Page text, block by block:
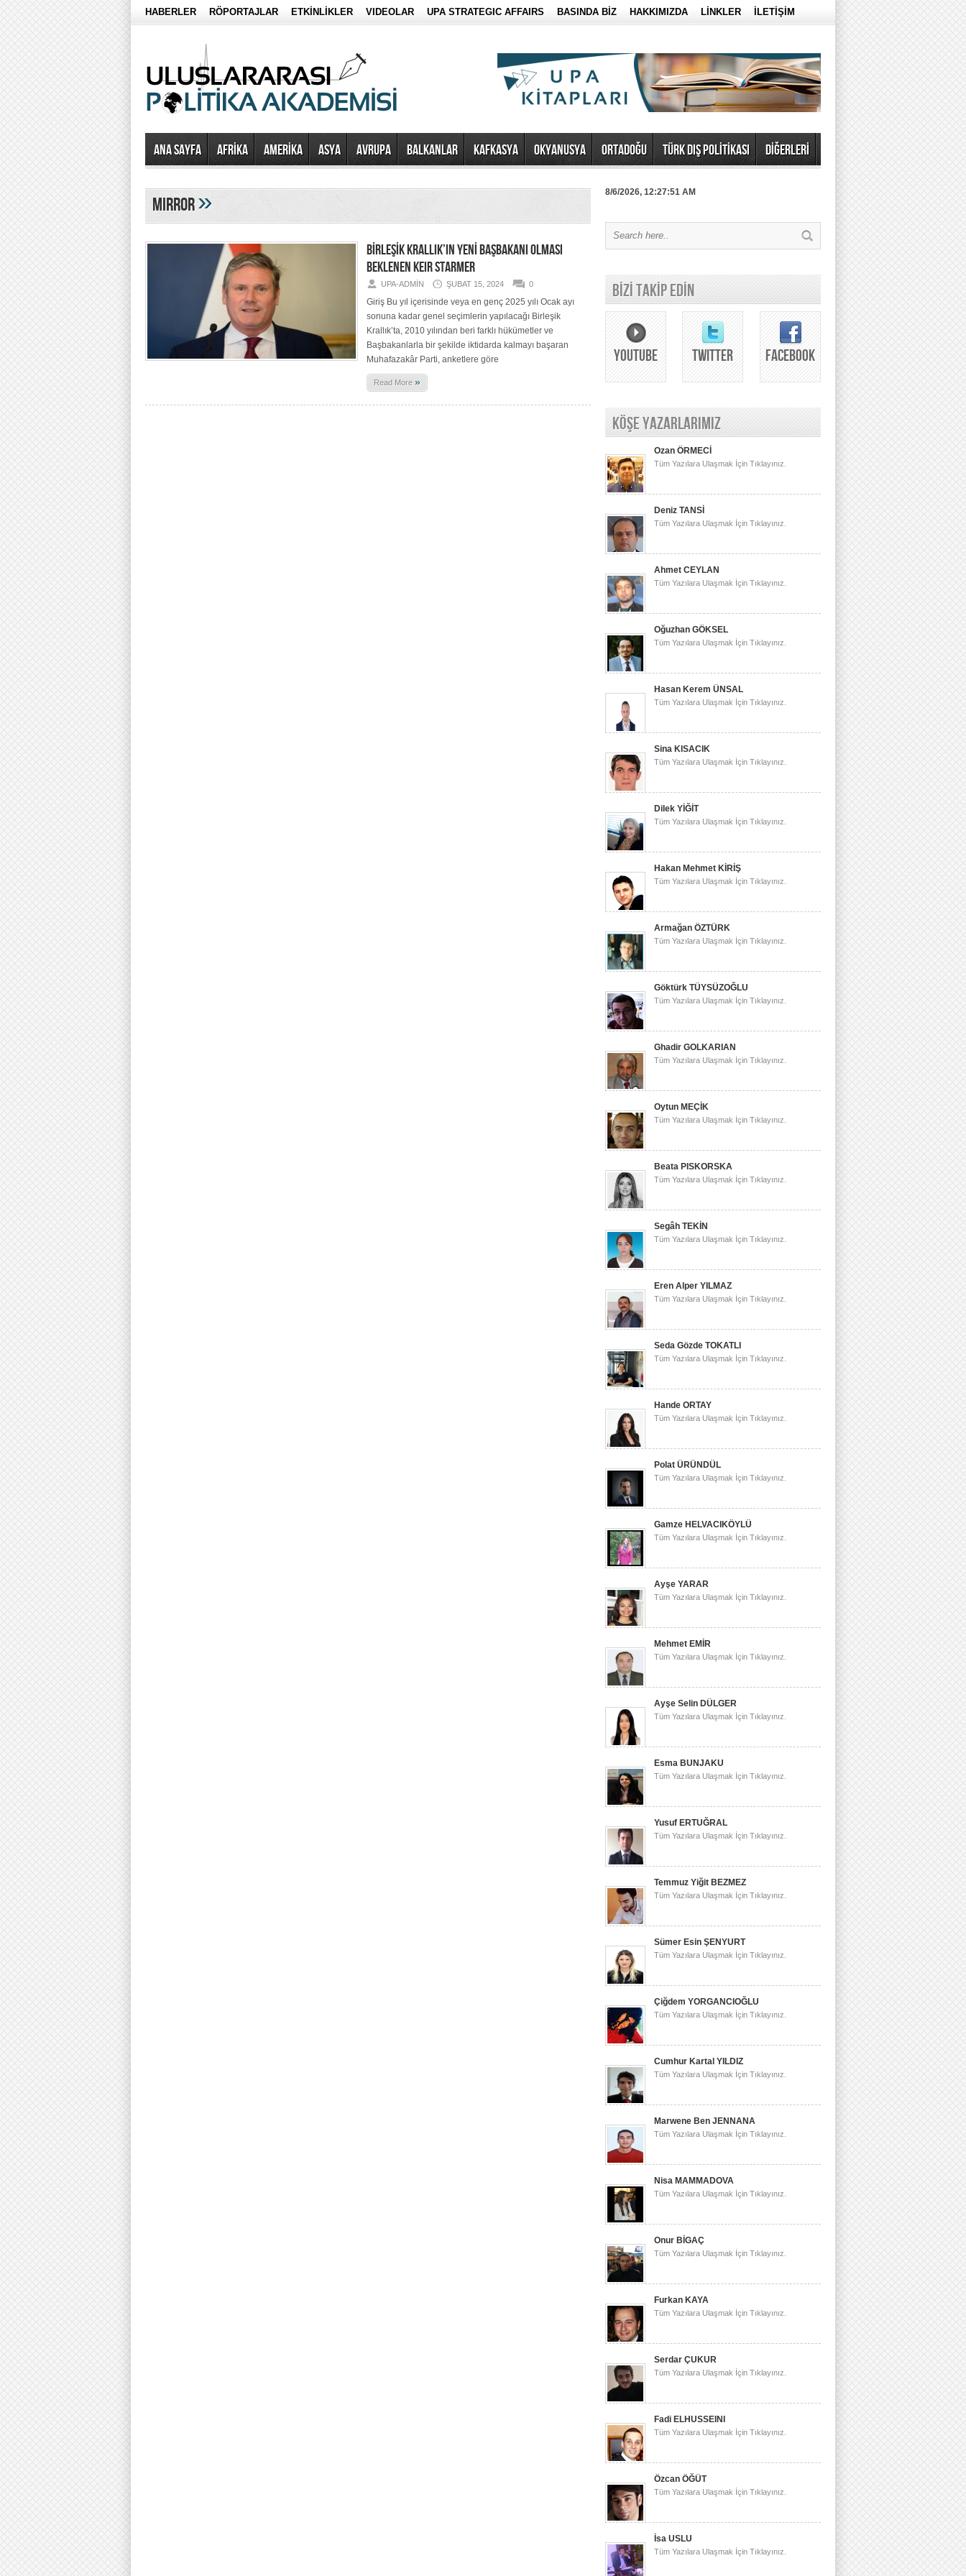
HABERLER RÖPORTAJLAR ETKİNLİKLER VIDEOLAR UPA STRATEGIC AFFAIRS BASINDA BİZ HAKKIMIZDA LİNKLER İLETİŞİM
Ana Sayfa AFRİKA AMERİKA ASYA AVRUPA BALKANLAR KAFKASYA OKYANUSYA ORTADOĞU TÜRK DIŞ POLİTİKASI DİĞERLERİ
mirror»
BİRLEŞİK KRALLIK’IN YENİ BAŞBAKANI OLMASI
BEKLENEN KEIR STARMER
UPA-ADMIN ŞUBAT 15, 2024 0
Giriş Bu yıl içerisinde veya en genç 2025 yılı Ocak ayı
sonuna kadar genel seçimlerin yapılacağı Birleşik
Krallık’ta, 2010 yılından beri farklı hükümetler ve
Başbakanlarla bir şekilde iktidarda kalmayı başaran
Muhafazakâr Parti, anketlere göre
Read More »
8/6/2026, 12:27:51 AM
BİZİ TAKİP EDİN
YOUTUBE TWITTER FACEBOOK
KÖŞE YAZARLARIMIZ
Ozan ÖRMECİ
Tüm Yazılara Ulaşmak İçin Tıklayınız.
Deniz TANSİ
Tüm Yazılara Ulaşmak İçin Tıklayınız.
Ahmet CEYLAN
Tüm Yazılara Ulaşmak İçin Tıklayınız.
Oğuzhan GÖKSEL
Tüm Yazılara Ulaşmak İçin Tıklayınız.
Hasan Kerem ÜNSAL
Tüm Yazılara Ulaşmak İçin Tıklayınız.
Sina KISACIK
Tüm Yazılara Ulaşmak İçin Tıklayınız.
Dilek YİĞİT
Tüm Yazılara Ulaşmak İçin Tıklayınız.
Hakan Mehmet KİRİŞ
Tüm Yazılara Ulaşmak İçin Tıklayınız.
Armağan ÖZTÜRK
Tüm Yazılara Ulaşmak İçin Tıklayınız.
Göktürk TÜYSÜZOĞLU
Tüm Yazılara Ulaşmak İçin Tıklayınız.
Ghadir GOLKARIAN
Tüm Yazılara Ulaşmak İçin Tıklayınız.
Oytun MEÇİK
Tüm Yazılara Ulaşmak İçin Tıklayınız.
Beata PISKORSKA
Tüm Yazılara Ulaşmak İçin Tıklayınız.
Segâh TEKİN
Tüm Yazılara Ulaşmak İçin Tıklayınız.
Eren Alper YILMAZ
Tüm Yazılara Ulaşmak İçin Tıklayınız.
Seda Gözde TOKATLI
Tüm Yazılara Ulaşmak İçin Tıklayınız.
Hande ORTAY
Tüm Yazılara Ulaşmak İçin Tıklayınız.
Polat ÜRÜNDÜL
Tüm Yazılara Ulaşmak İçin Tıklayınız.
Gamze HELVACIKÖYLÜ
Tüm Yazılara Ulaşmak İçin Tıklayınız.
Ayşe YARAR
Tüm Yazılara Ulaşmak İçin Tıklayınız.
Mehmet EMİR
Tüm Yazılara Ulaşmak İçin Tıklayınız.
Ayşe Selin DÜLGER
Tüm Yazılara Ulaşmak İçin Tıklayınız.
Esma BUNJAKU
Tüm Yazılara Ulaşmak İçin Tıklayınız.
Yusuf ERTUĞRAL
Tüm Yazılara Ulaşmak İçin Tıklayınız.
Temmuz Yiğit BEZMEZ
Tüm Yazılara Ulaşmak İçin Tıklayınız.
Sümer Esin ŞENYURT
Tüm Yazılara Ulaşmak İçin Tıklayınız.
Çiğdem YORGANCIOĞLU
Tüm Yazılara Ulaşmak İçin Tıklayınız.
Cumhur Kartal YILDIZ
Tüm Yazılara Ulaşmak İçin Tıklayınız.
Marwene Ben JENNANA
Tüm Yazılara Ulaşmak İçin Tıklayınız.
Nisa MAMMADOVA
Tüm Yazılara Ulaşmak İçin Tıklayınız.
Onur BİGAÇ
Tüm Yazılara Ulaşmak İçin Tıklayınız.
Furkan KAYA
Tüm Yazılara Ulaşmak İçin Tıklayınız.
Serdar ÇUKUR
Tüm Yazılara Ulaşmak İçin Tıklayınız.
Fadi ELHUSSEINI
Tüm Yazılara Ulaşmak İçin Tıklayınız.
Özcan ÖĞÜT
Tüm Yazılara Ulaşmak İçin Tıklayınız.
İsa USLU
Tüm Yazılara Ulaşmak İçin Tıklayınız.